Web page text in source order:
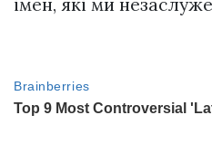
імен, які ми